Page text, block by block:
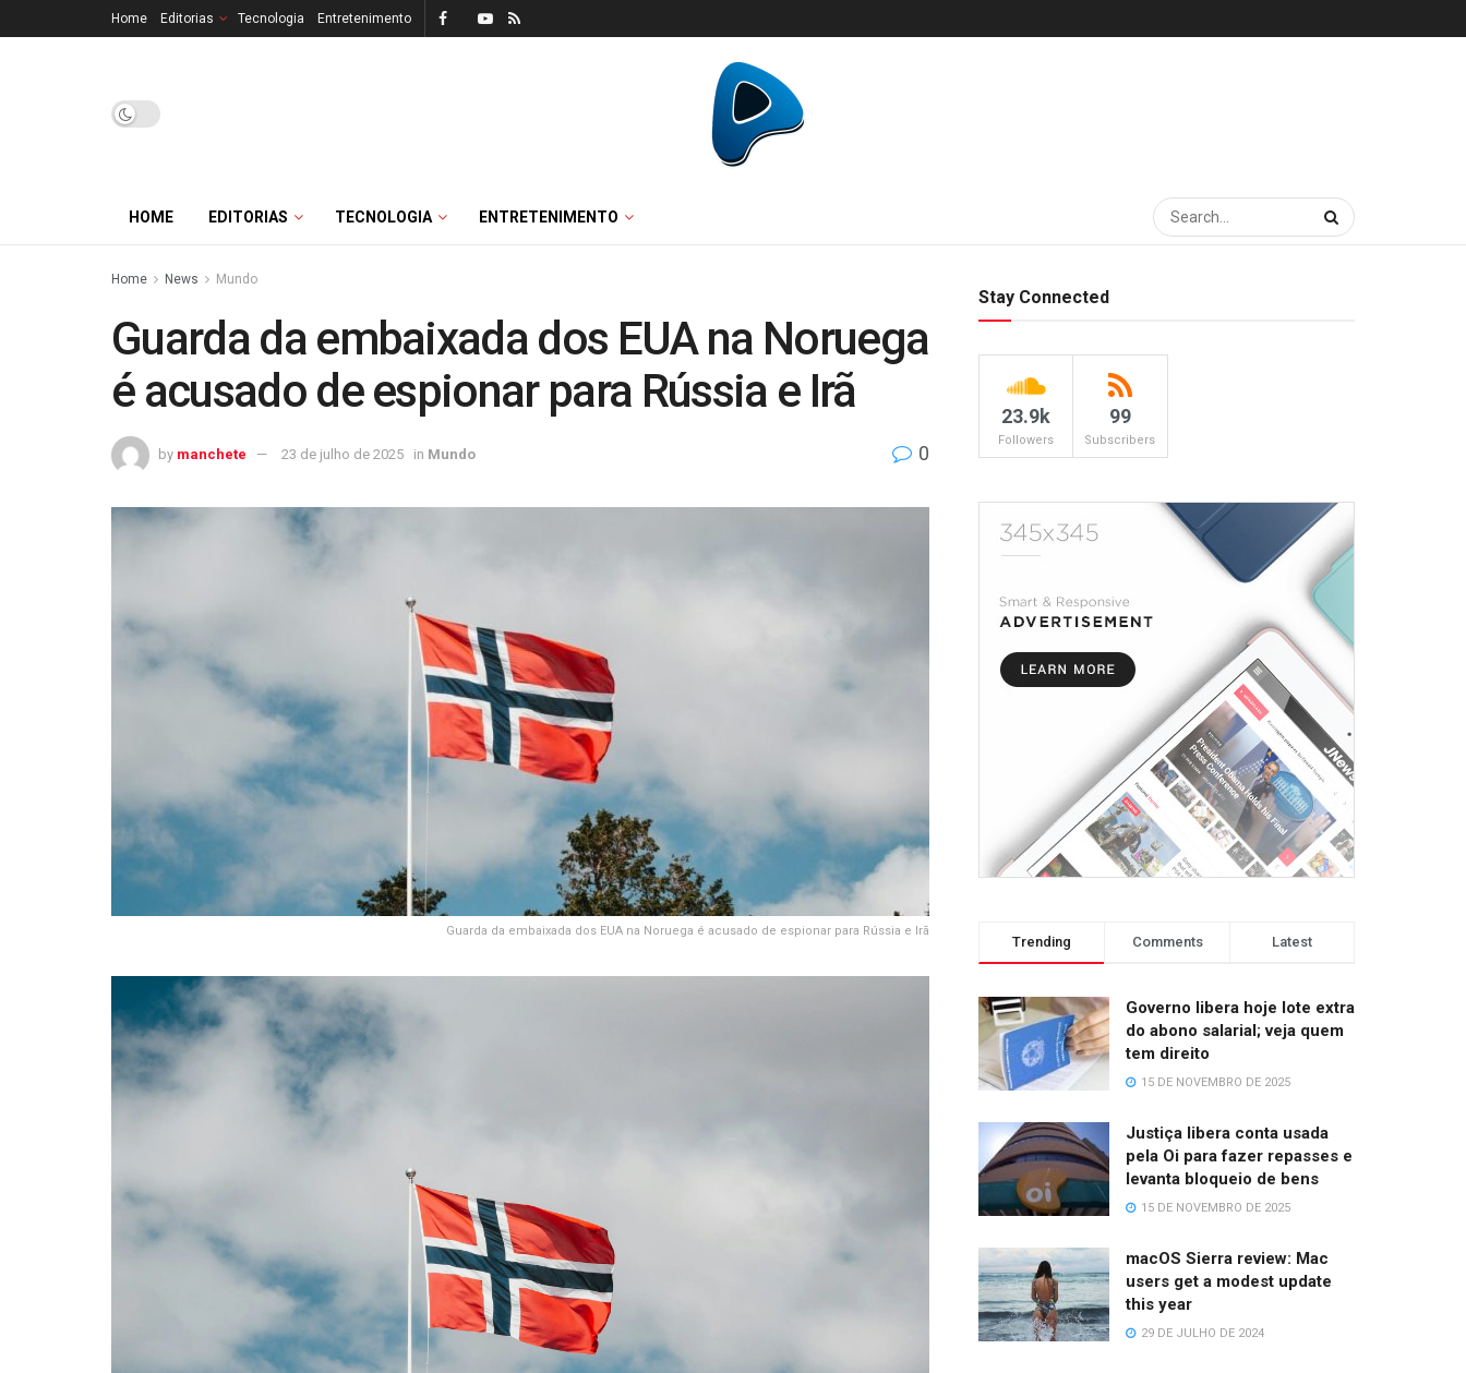
Home Editorias Tecnologia Entretenimento
HOME EDITORIAS TECNOLOGIA ENTRETENIMENTO
Home News Mundo
Guarda da embaixada dos EUA na Noruega
é acusado de espionar para Rússia e Irã
by manchete 23 de julho de 2025 in Mundo 0
Guarda da embaixada dos EUA na Noruega é acusado de espionar para Rússia e Irã
Stay Connected
23.9k
Followers
99
Subscribers
Trending Comments Latest
Governo libera hoje lote extra
do abono salarial; veja quem
tem direito
15 DE NOVEMBRO DE 2025
Justiça libera conta usada
pela Oi para fazer repasses e
levanta bloqueio de bens
15 DE NOVEMBRO DE 2025
macOS Sierra review: Mac
users get a modest update
this year
29 DE JULHO DE 2024